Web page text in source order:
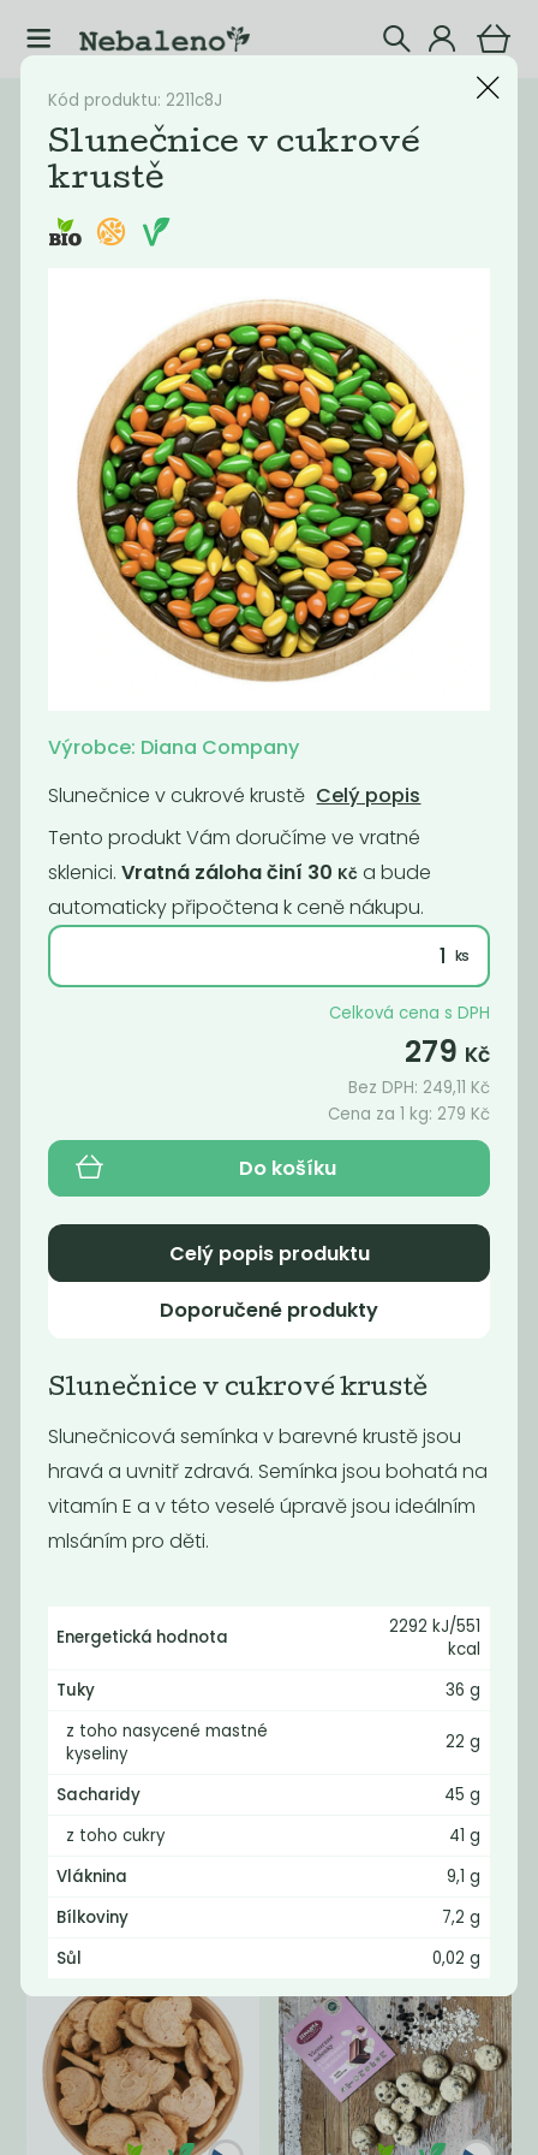
Katalog Potraviny
Filtrovat produkty
Pomerančové
sušenky s...
Novinka
Lékořice sekaná
309Kč
Novinka
Oblíbené
Jáhlové piškoty
/ Kg
Akce
Oblíbené
Jáhlové
piškotky s
99 Kč / Kg
Slunečnice v
cukrové krustě
279 / Kg
Želé bobule BIO
490
Dukátky z hořké
Kód produktu: 2211c8J
Slunečnice v cukrové
krustě
Výrobce: Diana Company
Slunečnice v cukrové krustě Celý popis
Tento produkt Vám doručíme ve vratné
sklenici. Vratná záloha činí 30 Kč a bude
automaticky připočtena k ceně nákupu.
Celková cena s DPH
279 Kč
Bez DPH: 249,11 Kč
Cena za 1 kg: 279 Kč
Do košíku
Celý popis produktu
Doporučené produkty
Slunečnice v cukrové krustě
Slunečnicová semínka v barevné krustě jsou
hravá a uvnitř zdravá. Semínka jsou bohatá na
vitamín E a v této veselé úpravě jsou ideálním
mlsáním pro děti.
Energetická hodnota
2292 kJ/551
kcal
Tuky
36 g
z toho nasycené mastné
kyseliny
22 g
Sacharidy
45 g
z toho cukry
41 g
Vláknina
9,1 g
Bílkoviny
7,2 g
Sůl
0,02 g